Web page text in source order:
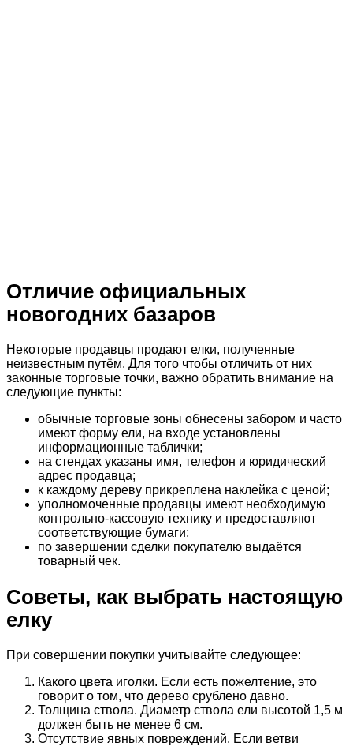
Отличие официальных
новогодних базаров
Некоторые продавцы продают елки, полученные
неизвестным путём. Для того чтобы отличить от них
законные торговые точки, важно обратить внимание на
следующие пункты:
обычные торговые зоны обнесены забором и часто
имеют форму ели, на входе установлены
информационные таблички;
на стендах указаны имя, телефон и юридический
адрес продавца;
к каждому дереву прикреплена наклейка с ценой;
уполномоченные продавцы имеют необходимую
контрольно-кассовую технику и предоставляют
соответствующие бумаги;
по завершении сделки покупателю выдаётся
товарный чек.
Советы, как выбрать настоящую
елку
При совершении покупки учитывайте следующее:
Какого цвета иголки. Если есть пожелтение, это
говорит о том, что дерево срублено давно.
Толщина ствола. Диаметр ствола ели высотой 1,5 м
должен быть не менее 6 см.
Отсутствие явных повреждений. Если ветви